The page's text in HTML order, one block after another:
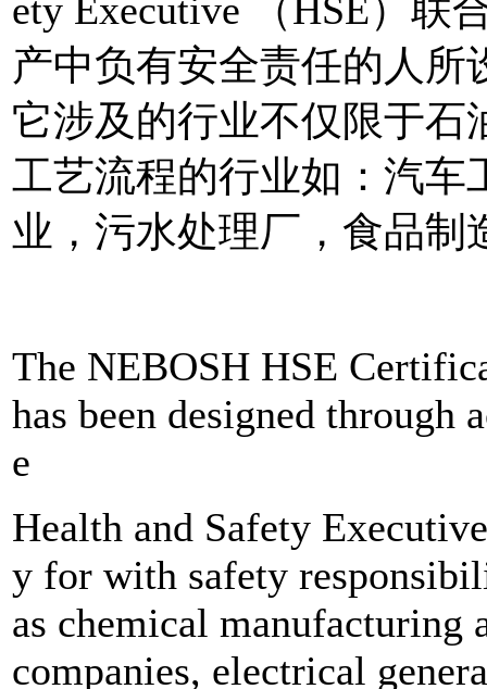
ety Executive （HSE）联
产中负有安全责任的人所
它涉及的行业不仅限于石
工艺流程的行业如：汽车
业，污水处理厂，食品制
The NEBOSH HSE
has been designed
e
Health and Safety
y for with safety
as chemical
companies, electrical